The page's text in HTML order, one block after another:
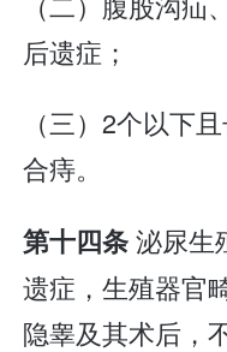
后遗症；
（三）2个以下
合痔。
第十四条泌尿生
遗症，生殖器官
隐睾及其术后，